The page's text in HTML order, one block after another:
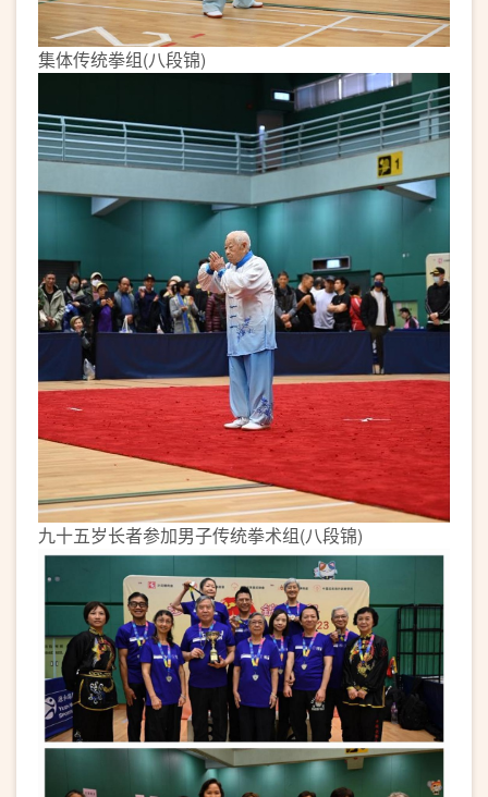
集体传统拳组(八段锦)
九十五岁长者参加男子传统拳术组(八段锦)